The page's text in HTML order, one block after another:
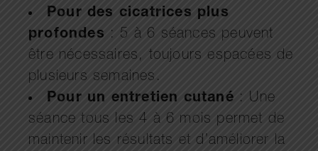
Pour des cicatrices plus
profondes : 5 à 6 séances peuvent
être nécessaires, toujours espacées de
plusieurs semaines.
Pour un entretien cutané : Une
séance tous les 4 à 6 mois permet de
maintenir les résultats et d’améliorer la